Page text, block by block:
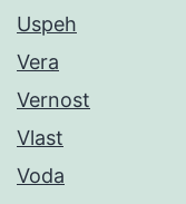
Uspeh
Vera
Vernost
Vlast
Voda